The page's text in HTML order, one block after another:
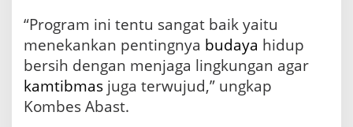
n
I
n
d
o
“Program ini tentu sangat baik yaitu
menekankan pentingnya budaya hidup
bersih dengan menjaga lingkungan agar
kamtibmas juga terwujud,” ungkap
Kombes Abast.